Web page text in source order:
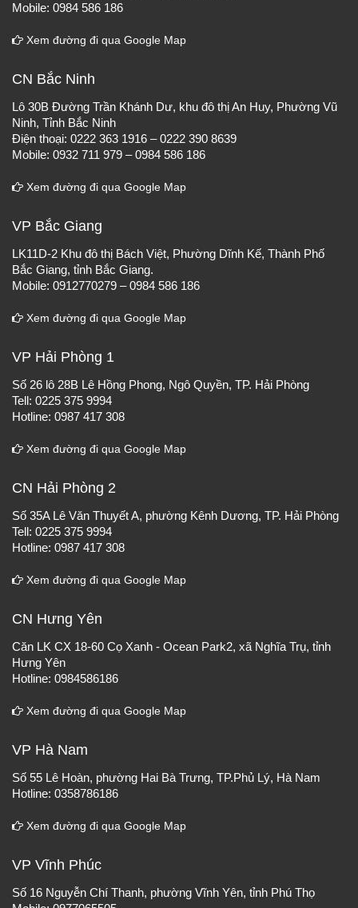
Mobile: 0984 586 186
Xem đường đi qua Google Map
CN Bắc Ninh
Lô 30B Đường Trần Khánh Dư, khu đô thị An Huy, Phường Vũ
Ninh, Tỉnh Bắc Ninh
Điện thoại: 0222 363 1916 – 0222 390 8639
Mobile: 0932 711 979 – 0984 586 186
Xem đường đi qua Google Map
VP Bắc Giang
LK11D-2 Khu đô thị Bách Việt, Phường Dĩnh Kế, Thành Phố
Bắc Giang, tỉnh Bắc Giang.
Mobile: 0912770279 – 0984 586 186
Xem đường đi qua Google Map
VP Hải Phòng 1
Số 26 lô 28B Lê Hồng Phong, Ngô Quyền, TP. Hải Phòng
Tell: 0225 375 9994
Hotline: 0987 417 308
Xem đường đi qua Google Map
CN Hải Phòng 2
Số 35A Lê Văn Thuyết A, phường Kênh Dương, TP. Hải Phòng
Tell: 0225 375 9994
Hotline: 0987 417 308
Xem đường đi qua Google Map
CN Hưng Yên
Căn LK CX 18-60 Cọ Xanh - Ocean Park2, xã Nghĩa Trụ, tỉnh
Hưng Yên
Hotline: 0984586186
Xem đường đi qua Google Map
VP Hà Nam
Số 55 Lê Hoàn, phường Hai Bà Trưng, TP.Phủ Lý, Hà Nam
Hotline: 0358786186
Xem đường đi qua Google Map
VP Vĩnh Phúc
Số 16 Nguyễn Chí Thanh, phường Vĩnh Yên, tỉnh Phú Thọ